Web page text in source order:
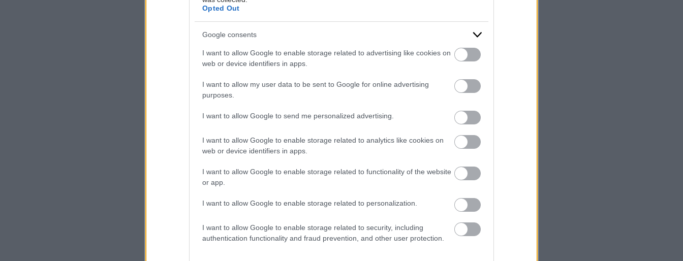
Opted Out
Google consents
I want to allow Google to enable storage related to advertising like cookies on
web or device identifiers in apps.
I want to allow my user data to be sent to Google for online advertising
purposes.
I want to allow Google to send me personalized advertising.
I want to allow Google to enable storage related to analytics like cookies on
web or device identifiers in apps.
I want to allow Google to enable storage related to functionality of the website
or app.
I want to allow Google to enable storage related to personalization.
I want to allow Google to enable storage related to security, including
authentication functionality and fraud prevention, and other user protection.
Δευτέρα, 02 Δεκεμβρίου 2024, 15:20
πρόβλημα με τρεις λύσεις
Ένα πρόβλημα ταμπού, με οδυνηρές
Γιόγκα και διατάσεις κατά της
ακράτειας στις γυναίκες
[μελέτη]
hatha yoga με στόχο την ενδυνάμωση